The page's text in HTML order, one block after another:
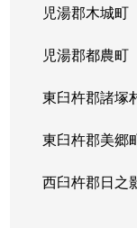
児湯郡木城町
児湯郡都農町
東臼杵郡諸塚
東臼杵郡美郷
西臼杵郡日之